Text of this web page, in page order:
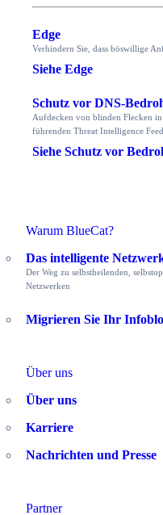
Edge
Verhindern Sie, dass böswillige
Siehe Edge
Schutz vor DNS-
Aufdecken von blinden Flecken
führenden Threat Intelligence
Siehe Schutz vor
Warum BlueCat?
Das intelligente
Der Weg zu selbstheilenden,
Netzwerken
Migrieren Sie Ihr
Über uns
Über uns
Karriere
Nachrichten und Presse
Partner